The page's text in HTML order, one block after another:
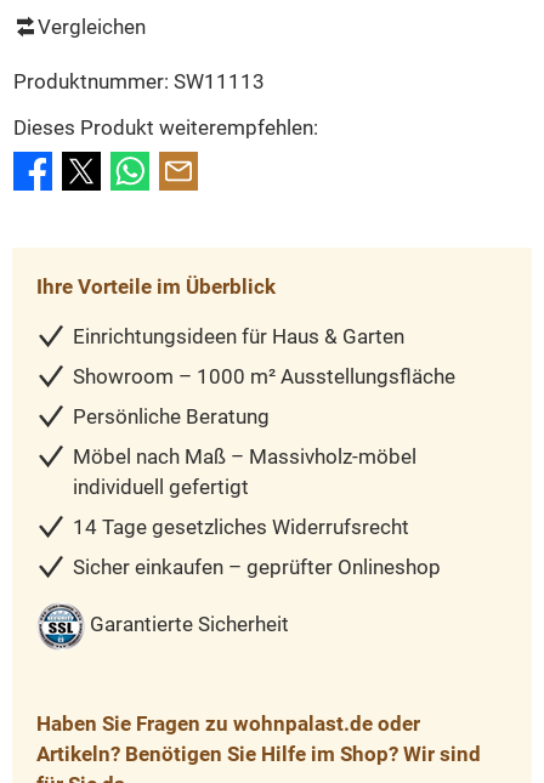
Vergleichen
Produktnummer: SW11113
Dieses Produkt weiterempfehlen:
Ihre Vorteile im Überblick
Einrichtungsideen für Haus & Garten
Showroom – 1000 m² Ausstellungsfläche
Persönliche Beratung
Möbel nach Maß – Massivholz-möbel
individuell gefertigt
14 Tage gesetzliches Widerrufsrecht
Sicher einkaufen – geprüfter Onlineshop
Garantierte Sicherheit
Haben Sie Fragen zu wohnpalast.de oder
Artikeln? Benötigen Sie Hilfe im Shop? Wir sind